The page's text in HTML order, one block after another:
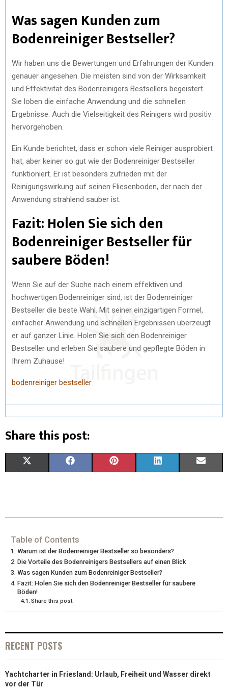
Was sagen Kunden zum
Bodenreiniger Bestseller?
Wir haben uns die Bewertungen und Erfahrungen der Kunden
genauer angesehen. Die meisten sind von der Wirksamkeit
und Effektivität des Bodenreinigers Bestsellers begeistert.
Sie loben die einfache Anwendung und die schnellen
Ergebnisse. Auch die Vielseitigkeit des Reinigers wird positiv
hervorgehoben.
Ein Kunde berichtet, dass er schon viele Reiniger ausprobiert
hat, aber keiner so gut wie der Bodenreiniger Bestseller
funktioniert. Er ist besonders zufrieden mit der
Reinigungswirkung auf seinen Fliesenboden, der nach der
Anwendung strahlend sauber ist.
Fazit: Holen Sie sich den
Bodenreiniger Bestseller für
saubere Böden!
Wenn Sie auf der Suche nach einem effektiven und
hochwertigen Bodenreiniger sind, ist der Bodenreiniger
Bestseller die beste Wahl. Mit seiner einzigartigen Formel,
einfacher Anwendung und schnellen Ergebnissen überzeugt
er auf ganzer Linie. Holen Sie sich den Bodenreiniger
Bestseller und erleben Sie saubere und gepflegte Böden in
Ihrem Zuhause!
bodenreiniger bestseller
Share this post:
W
T
T
E
E
O
O
T
R
E
K
D
I
Table of Contents
Warum ist der Bodenreiniger Bestseller so besonders?
Die Vorteile des Bodenreinigers Bestsellers auf einen Blick
Was sagen Kunden zum Bodenreiniger Bestseller?
Fazit: Holen Sie sich den Bodenreiniger Bestseller für saubere
Böden!
Share this post:
RECENT POSTS
Yachtcharter in Friesland: Urlaub, Freiheit und Wasser direkt
vor der Tür